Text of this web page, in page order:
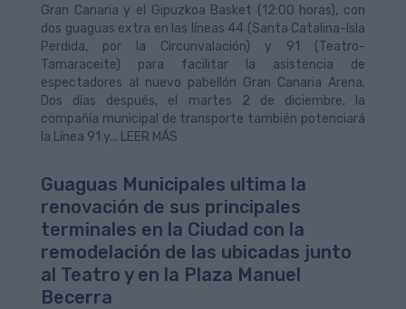
Gran Canaria y el Gipuzkoa Basket (12:00 horas), con
dos guaguas extra en las líneas 44 (Santa Catalina-Isla
Perdida, por la Circunvalación) y 91 (Teatro-
Tamaraceite) para facilitar la asistencia de
espectadores al nuevo pabellón Gran Canaria Arena.
Dos días después, el martes 2 de diciembre, la
compañía municipal de transporte también potenciará
la Línea 91 y... LEER MÁS
Guaguas Municipales ultima la
renovación de sus principales
terminales en la Ciudad con la
remodelación de las ubicadas junto
al Teatro y en la Plaza Manuel
Becerra